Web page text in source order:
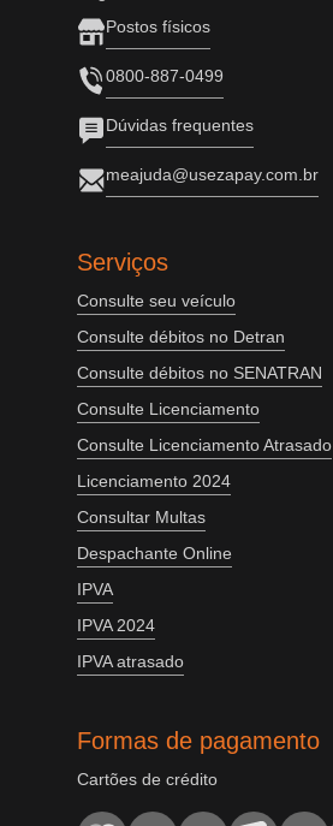
Postos físicos
0800-887-0499
Dúvidas frequentes
meajuda@usezapay.com.br
Serviços
Consulte seu veículo
Consulte débitos no Detran
Consulte débitos no SENATRAN
Consulte Licenciamento
Consulte Licenciamento Atrasado
Licenciamento 2024
Consultar Multas
Despachante Online
IPVA
IPVA 2024
IPVA atrasado
Formas de pagamento
Cartões de crédito